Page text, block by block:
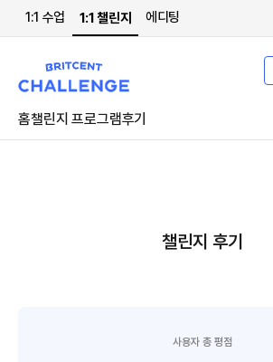
1:1 수업 1:1 챌린지 에디팅
홈챌린지 프로그램후기
챌린지 후기
사용자 총 평점